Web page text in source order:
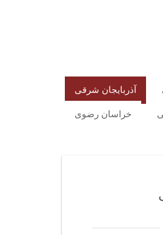
آذربایجان شرقی
خراسان رضوی